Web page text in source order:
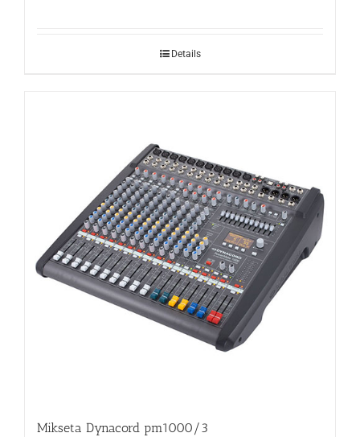
Details
Mikseta Dynacord pm1000/3